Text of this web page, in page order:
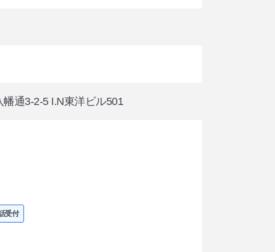
通3-2-5 I.N東洋ビル501
受付